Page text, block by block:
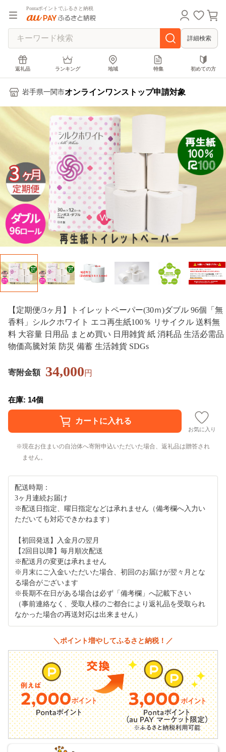
Pontaポイントでふるさと納税
詳細検索
返礼品 ランキング 地域 特集 初めての方
岩手県一関市オンラインワンストップ申請対象
【定期便/3ヶ月】トイレットペーパー(30ｍ)ダブル 96個「無
香料」シルクホワイト エコ再生紙100％ リサイクル 送料無
料 大容量 日用品 まとめ買い 日用雑貨 紙 消耗品 生活必需品
物価高騰対策 防災 備蓄 生活雑貨 SDGs
寄附金額 34,000円
在庫: 14個
お気に入り
現在お住まいの自治体へ寄附申込いただいた場合、返礼品は贈答され
ません。
配送時期：
3ヶ月連続お届け
※配送日指定、曜日指定などは承れません（備考欄へ入力い
ただいても対応できかねます）
【初回発送】入金月の翌月
【2回目以降】毎月順次配送
※配送月の変更は承れません
※月末にご入金いただいた場合、初回のお届けが翌々月とな
る場合がございます
※長期不在日がある場合は必ず「備考欄」へ記載下さい
（事前連絡なく、受取人様のご都合により返礼品を受取られ
なかった場合の再送対応は出来ません）
＼ポイント増やしてふるさと納税！／